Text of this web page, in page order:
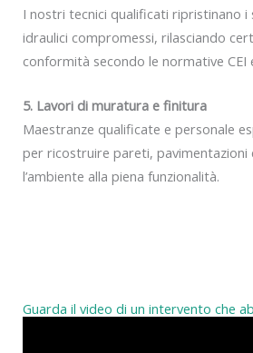
I nostri tecnici qualificati ripristinano i
idraulici compromessi, rilasciando
conformità secondo le normative CEI
5. Lavori di muratura e finitura
Maestranze qualificate e personale
per ricostruire pareti,
l’ambiente alla piena funzionalità.
Guarda il video di un intervento che